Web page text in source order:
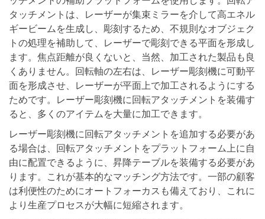
タッチメントは、レーザーが集束ミラーを介して高エネル
ギービームを生成し、彫刻するため、不規則なオブジェク
トの処理を補助して、レーザーで彫刻できる平面を形成し
ます。焦点距離が良くないと、当然、加工された製品も良
くありません。回転軸の左右は、レーザー彫刻機に可動平
面を形成させ、レーザーが平面上で加工されるようにする
ためです。レーザー彫刻機に回転アタッチメントを装備す
ると、多くのアイテムを大量に加工できます。
レーザー彫刻機に回転アタッチメントを追加する必要があ
る場合は、回転アタッチメントをプラットフォーム上に自
由に配置できるように、昇降テーブルを装備する必要があ
ります。これが基本的なマッチング方法です。一部の顧客
は利便性のためにオートフォーカスも備えており、これに
より生産プロセスが大幅に短縮されます。